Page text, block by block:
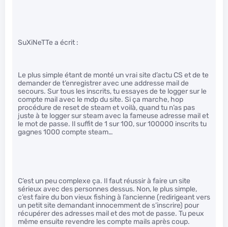
SuXiNeTTe a écrit :
Le plus simple étant de monté un vrai site d’actu CS et de te
demander de t’enregistrer avec une addresse mail de
secours. Sur tous les inscrits, tu essayes de te logger sur le
compte mail avec le mdp du site. Si ça marche, hop
procédure de reset de steam et voilà, quand tu n’as pas
juste à te logger sur steam avec la fameuse adresse mail et
le mot de passe. Il suffit de 1 sur 100, sur 100000 inscrits tu
gagnes 1000 compte steam…
C’est un peu complexe ça. Il faut réussir à faire un site
sérieux avec des personnes dessus. Non, le plus simple,
c’est faire du bon vieux fishing à l’ancienne (redirigeant vers
un petit site demandant innocemment de s’inscrire) pour
récupérer des adresses mail et des mot de passe. Tu peux
même ensuite revendre les compte mails après coup.